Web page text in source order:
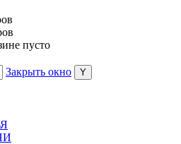
пусто
Закрыть окно